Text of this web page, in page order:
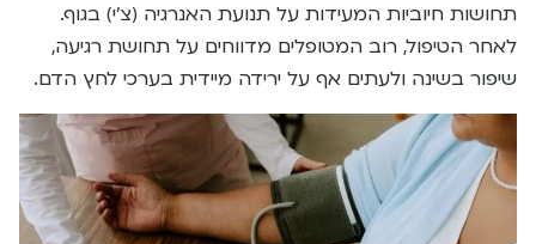
תחושות חיוביות המעידות על תנועת האנרגיה (צ’י) בגוף.
לאחר הטיפול, רוב המטופלים מדווחים על תחושת רגיעה,
שיפור בשינה ולעתים אף על ירידה מיידית בערכי לחץ הדם.